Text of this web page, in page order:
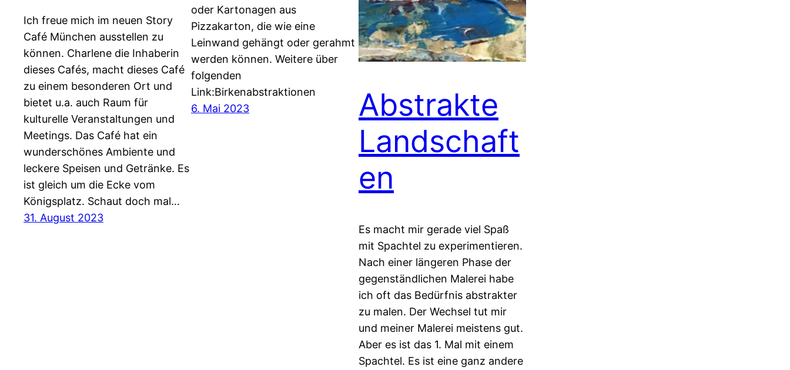
Ich freue mich im neuen Story
Café München ausstellen zu
können. Charlene die Inhaberin
dieses Cafés, macht dieses Café
zu einem besonderen Ort und
bietet u.a. auch Raum für
kulturelle Veranstaltungen und
Meetings. Das Café hat ein
wunderschönes Ambiente und
leckere Speisen und Getränke. Es
ist gleich um die Ecke vom
Königsplatz. Schaut doch mal…
31. August 2023
oder Kartonagen aus
Pizzakarton, die wie eine
Leinwand gehängt oder gerahmt
werden können. Weitere über
folgenden
Link:Birkenabstraktionen
6. Mai 2023
Abstrakte
Landschaft
en
Es macht mir gerade viel Spaß
mit Spachtel zu experimentieren.
Nach einer längeren Phase der
gegenständlichen Malerei habe
ich oft das Bedürfnis abstrakter
zu malen. Der Wechsel tut mir
und meiner Malerei meistens gut.
Aber es ist das 1. Mal mit einem
Spachtel. Es ist eine ganz andere